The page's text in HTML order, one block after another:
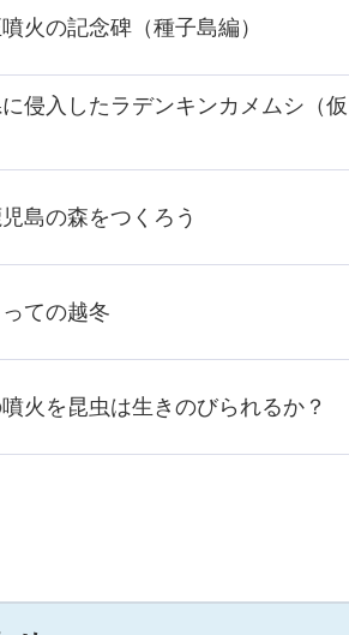
火の記念碑（種子島編）
侵入したラデンキンカメムシ（仮
島の森をつくろう
ての越冬
火を昆虫は生きのびられるか？